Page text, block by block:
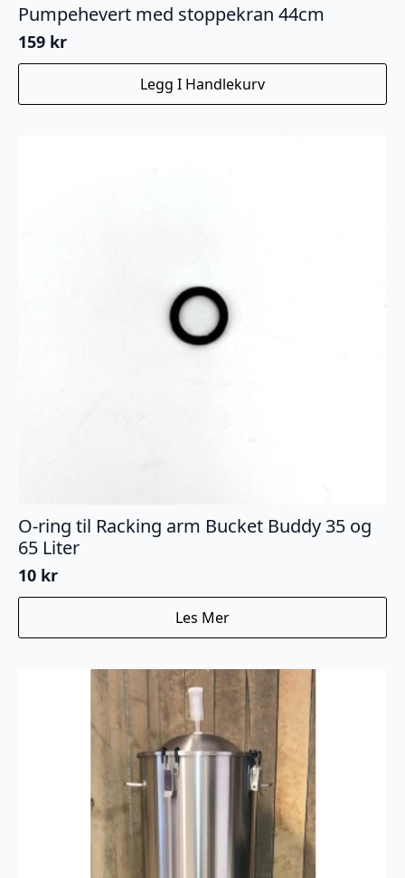
Pumpehevert med stoppekran 44cm
159 kr
Legg I Handlekurv
O-ring til Racking arm Bucket Buddy 35 og
65 Liter
10 kr
Les Mer